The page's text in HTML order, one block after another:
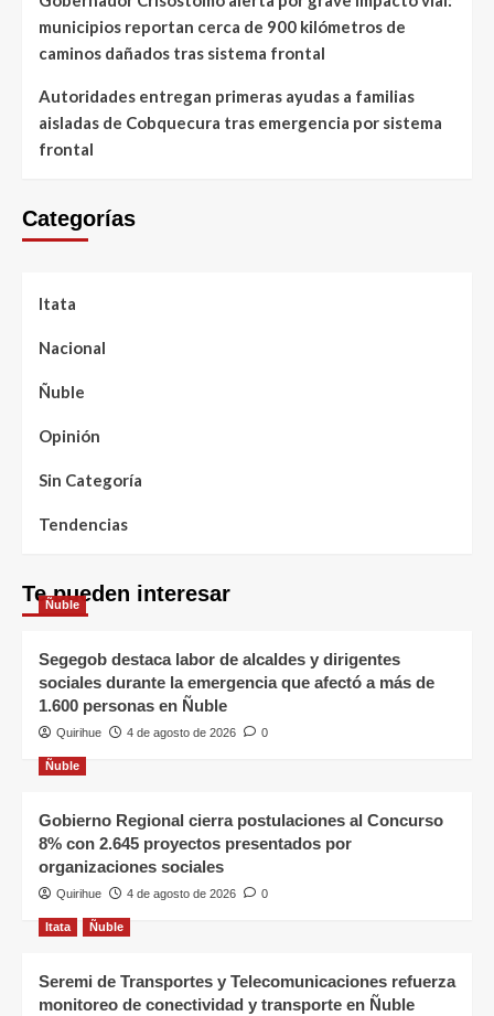
municipios reportan cerca de 900 kilómetros de
caminos dañados tras sistema frontal
Autoridades entregan primeras ayudas a familias
aisladas de Cobquecura tras emergencia por sistema
frontal
Categorías
Itata
Nacional
Ñuble
Opinión
Sin Categoría
Tendencias
Te pueden interesar
Ñuble
Segegob destaca labor de alcaldes y dirigentes
sociales durante la emergencia que afectó a más de
1.600 personas en Ñuble
Quirihue 4 de agosto de 2026 0
Ñuble
Gobierno Regional cierra postulaciones al Concurso
8% con 2.645 proyectos presentados por
organizaciones sociales
Quirihue 4 de agosto de 2026 0
Itata Ñuble
Seremi de Transportes y Telecomunicaciones refuerza
monitoreo de conectividad y transporte en Ñuble